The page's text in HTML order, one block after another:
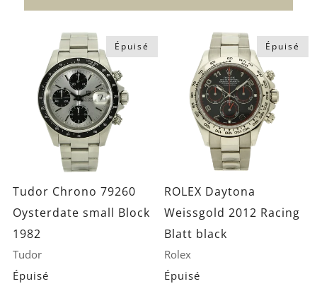
Épuisé
Tudor Chrono 79260
Oysterdate small Block
1982
Tudor
Épuisé
Épuisé
ROLEX Daytona
Weissgold 2012 Racing
Blatt black
Rolex
Épuisé